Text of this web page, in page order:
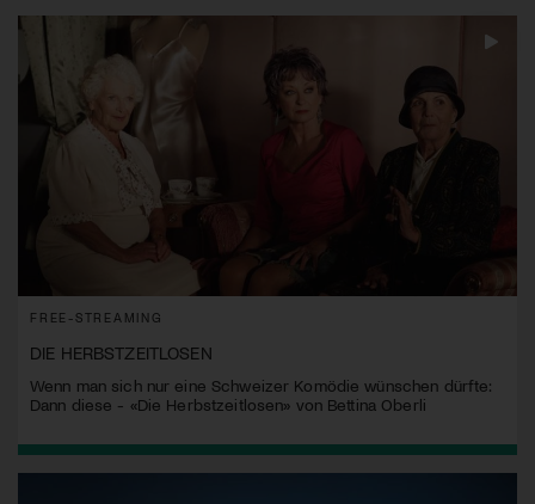
FREE-STREAMING
DIE HERBSTZEITLOSEN
Wenn man sich nur eine Schweizer Komödie wünschen dürfte:
Dann diese - «Die Herbstzeitlosen» von Bettina Oberli